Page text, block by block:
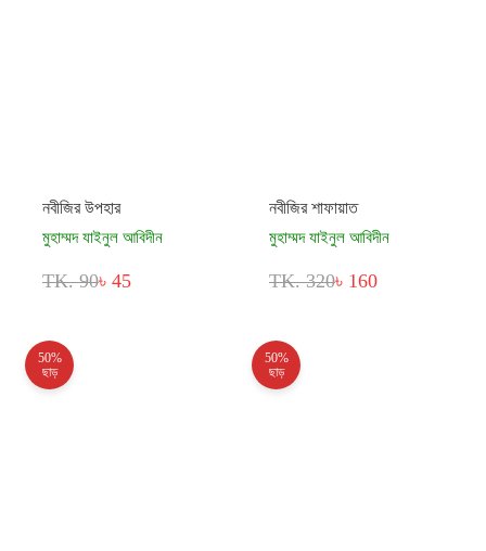
নবীজির উপহার
মুহাম্মদ যাইনুল আবিদীন
TK. 90৳ 45
নবীজির শাফায়াত
মুহাম্মদ যাইনুল আবিদীন
TK. 320৳ 160
50%
ছাড়
50%
ছাড়